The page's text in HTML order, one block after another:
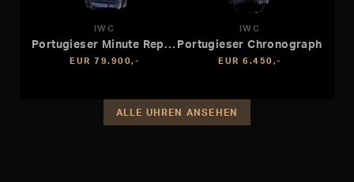
IWC
Portugieser Minute Repeater
EUR 79.900,-
IWC
Portugieser Chronograph
EUR 6.450,-
ALLE UHREN ANSEHEN